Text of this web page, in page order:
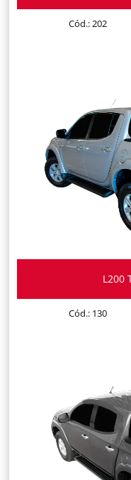
Cód.: 202
L200
Cód.: 130